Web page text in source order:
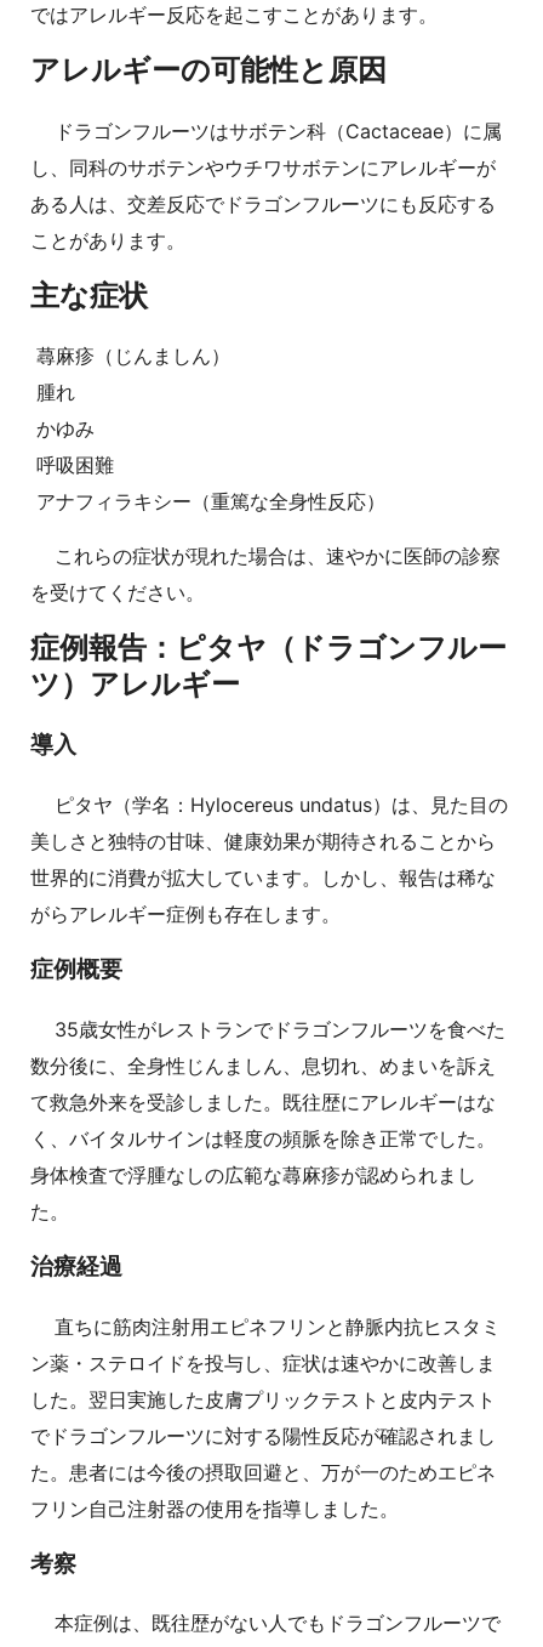
ではアレルギー反応を起こすことがあります。
アレルギーの可能性と原因
ドラゴンフルーツはサボテン科（Cactaceae）に属
し、同科のサボテンやウチワサボテンにアレルギーが
ある人は、交差反応でドラゴンフルーツにも反応する
ことがあります。
主な症状
蕁麻疹（じんましん）
腫れ
かゆみ
呼吸困難
アナフィラキシー（重篤な全身性反応）
これらの症状が現れた場合は、速やかに医師の診察
を受けてください。
症例報告：ピタヤ（ドラゴンフルー
ツ）アレルギー
導入
ピタヤ（学名：Hylocereus undatus）は、見た目の
美しさと独特の甘味、健康効果が期待されることから
世界的に消費が拡大しています。しかし、報告は稀な
がらアレルギー症例も存在します。
症例概要
35歳女性がレストランでドラゴンフルーツを食べた
数分後に、全身性じんましん、息切れ、めまいを訴え
て救急外来を受診しました。既往歴にアレルギーはな
く、バイタルサインは軽度の頻脈を除き正常でした。
身体検査で浮腫なしの広範な蕁麻疹が認められまし
た。
治療経過
直ちに筋肉注射用エピネフリンと静脈内抗ヒスタミ
ン薬・ステロイドを投与し、症状は速やかに改善しま
した。翌日実施した皮膚プリックテストと皮内テスト
でドラゴンフルーツに対する陽性反応が確認されまし
た。患者には今後の摂取回避と、万が一のためエピネ
フリン自己注射器の使用を指導しました。
考察
本症例は、既往歴がない人でもドラゴンフルーツで